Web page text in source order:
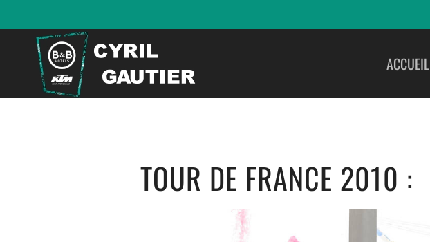
ACCUEIL
TOUR DE FRANCE 2010 :